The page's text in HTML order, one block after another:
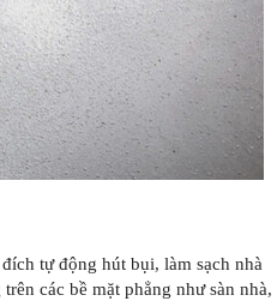
tự động hút bụi, làm sạch nhà
các bề mặt phẳng như sàn nhà,